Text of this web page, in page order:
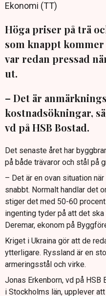
Ekonomi (TT)
Höga priser på trä
som knappt
var redan pressad
ut.
– Det är
kostnadsökningar,
vd på HSB Bostad.
Det senaste året har
på både trävaror och stål på
– Det är en ovan situation
snabbt. Normalt handlar det
stiger det med 50-60
ingenting tyder på att det
Deremar, ekonom på
Kriget i Ukraina gör att de
ytterligare. Ryssland är en
armeringsstål och virke.
Jonas Erkenborn, vd på
i Stockholms län, upplever